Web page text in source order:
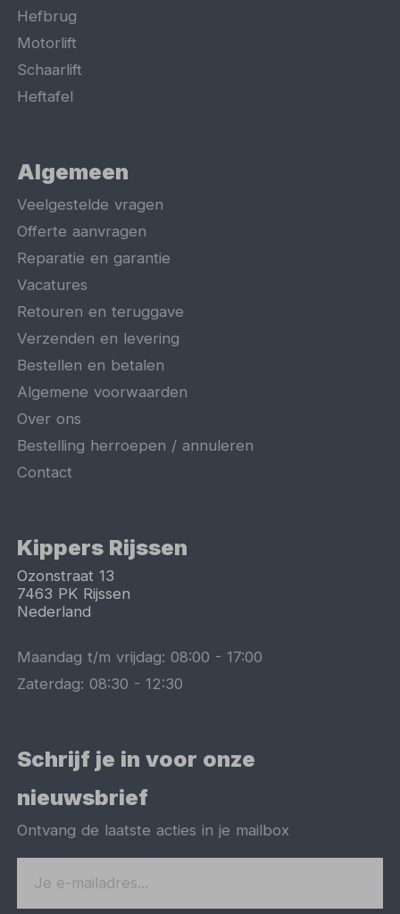
Hefbrug
Motorlift
Schaarlift
Heftafel
Algemeen
Veelgestelde vragen
Offerte aanvragen
Reparatie en garantie
Vacatures
Retouren en teruggave
Verzenden en levering
Bestellen en betalen
Algemene voorwaarden
Over ons
Bestelling herroepen / annuleren
Contact
Kippers Rijssen
Ozonstraat 13
7463 PK Rijssen
Nederland
Maandag t/m vrijdag:08:00 -17:00
Zaterdag:08:30 -12:30
Schrijf je in voor onze
nieuwsbrief
Ontvang de laatste acties in je mailbox